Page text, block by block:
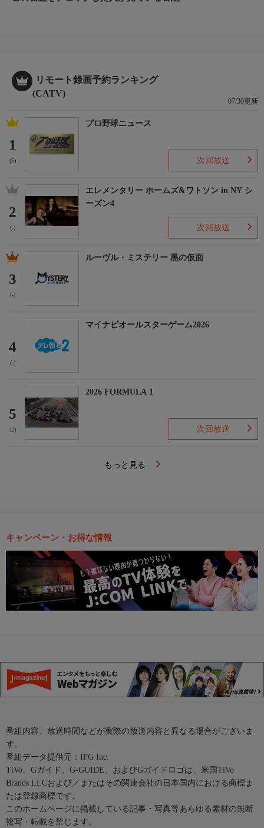
リモート録画予約ランキング
(CATV)
07/30更新
1
(5)
プロ野球ニュース
次回放送
2
(-)
エレメンタリー ホームズ&ワトソン in NY シ
ーズン4
次回放送
3
(-)
ルーヴル・ミステリー 黒の仮面
4
(-)
マイナビオールスターゲーム2026
5
(2)
2026 FORMULA 1
次回放送
もっと見る
キャンペーン・お得な情報
番組内容、放送時間などが実際の放送内容と異なる場合がございま
す。
番組データ提供元：IPG Inc.
TiVo、Gガイド、G-GUIDE、およびGガイドロゴは、米国TiVo
Brands LLCおよび／またはその関連会社の日本国内における商標ま
たは登録商標です。
このホームページに掲載している記事・写真等あらゆる素材の無断
複写・転載を禁じます。